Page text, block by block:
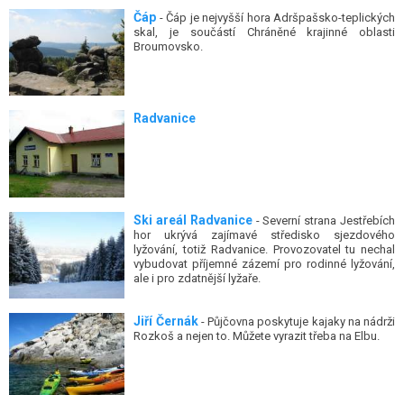
Čáp - Čáp je nejvyšší hora Adršpašsko-teplických
skal, je součástí Chráněné krajinné oblasti
Broumovsko.
Radvanice
Ski areál Radvanice- Severní strana Jestřebích
hor ukrývá zajímavé středisko sjezdového
lyžování, totiž Radvanice. Provozovatel tu nechal
vybudovat příjemné zázemí pro rodinné lyžování,
ale i pro zdatnější lyžaře.
Jiří Černák- Půjčovna poskytuje kajaky na nádrži
Rozkoš a nejen to. Můžete vyrazit třeba na Elbu.